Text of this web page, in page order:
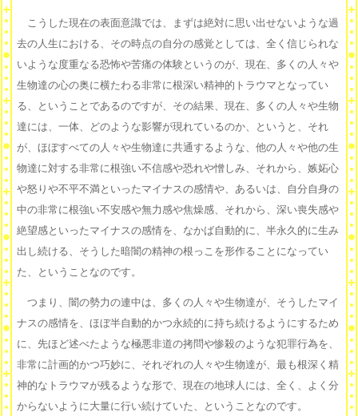
こうした現在の表面意識では、まずは絶対に思い出せないような過
去の人生における、その時点の自分の感覚としては、全く信じられな
いような度重なる恐怖や苦痛の体験というのが、現在、多くの人々や
生物達の心の奥に横たわる非常に根深い精神的トラウマとなってい
る、ということであるのですが、その結果、現在、多くの人々や生物
達には、一体、どのような影響が現れているのか、というと、それ
が、ほぼすべての人々や生物達に共通するような、他の人々や他の生
物達に対する非常に根強い不信感や恐れや憎しみ、それから、嫉妬心
や怒りや不平不満といったマイナスの感情や、あるいは、自分自身の
中の非常に根強い不安感や無力感や焦燥感、それから、深い喪失感や
絶望感といったマイナスの感情を、なかば自動的に、半永久的に生み
出し続ける、そうした暗闇の精神の根っこを形作ることになってい
た、ということなのです。
つまり、闇の勢力の連中は、多くの人々や生物達が、そうしたマイ
ナスの感情を、ほぼ半自動的かつ永続的に持ち続けるようにするため
に、先ほど述べたような極悪非道の拷問や惨殺のような犯罪行為を、
非常に計画的かつ巧妙に、それぞれの人々や生物達が、最も根深く精
神的なトラウマが残るような形で、現在の地球人には、全く、よく分
からないように大量に行い続けていた、ということなのです。